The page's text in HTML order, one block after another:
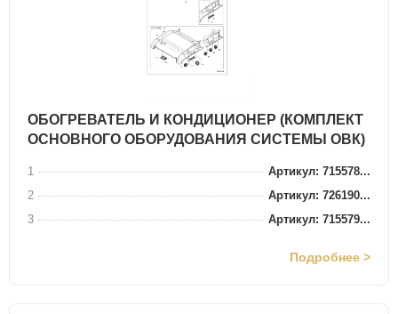
ОБОГРЕВАТЕЛЬ И КОНДИЦИОНЕР (КОМПЛЕКТ
ОСНОВНОГО ОБОРУДОВАНИЯ СИСТЕМЫ ОВК)
1
Артикул: 715578...
2
Артикул: 726190...
3
Артикул: 715579...
Подробнее >